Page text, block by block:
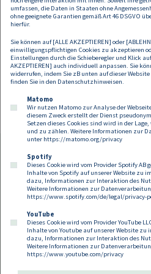
gelten. Dabei gilt es jedoch strikte
sollen insbesondere keine
versorgt werden dürfen.
Haben Sie weitere Fragen zu
Themen der Energiewende? Wie
Link zum Urteil des EuGH:EUR-Lex -
Kontakt Datenschutz
Compliance
Cookies
umfassen, die Daten in Staaten ohne
ohne geeignete Garantien gemäß Art 46 DSGVO
hierfür.
Sie können auf [ALLE AKZEPTIEREN] oder
einwilligungspflichtigen Cookies zu akzeptieren
Einstellungen durch die Schieberegler und Klick
AKZEPTIEREN] auch individuell anpassen. Sie
widerrufen, indem Sie zB unten auf dieser
finden Sie in den Datenschutzhinweisen.
Matomo
Wir nutzen Matomo zur Analyse der
diesem Zweck erstellt der Dienst
Setzen dieses Cookies sind wird in der
und zu zählen. Weitere Informationen zur
unter https://matomo.org/privacy
Spotify
Dieses Cookie wird vom Provider Spotify AB
Inhalte von Spotify auf unserer Website zu
dazu, Informationen zur Interaktion des
Weitere Informationen zur
https://www.spotify.com/de/legal/privacy-
YouTube
Dieses Cookie wird vom Provider YouTube
Inhalte von Youtube auf unserer Website
dazu, Informationen zur Interaktion des
Weitere Informationen zur
https://www.youtube.com/privacy
Follow us on: